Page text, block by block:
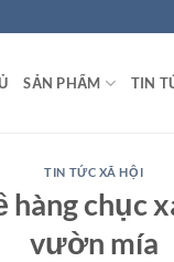
SẢN PHẨM TIN
TIN TỨC XÃ HỘI
chục
vườn mía